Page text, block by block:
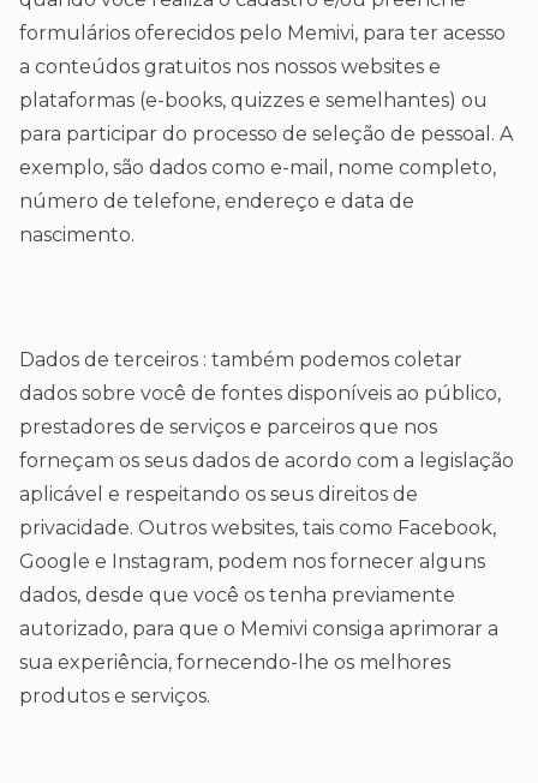
formulários oferecidos pelo Memivi, para ter acesso
a conteúdos gratuitos nos nossos websites e
plataformas (e-books, quizzes e semelhantes) ou
para participar do processo de seleção de pessoal. A
exemplo, são dados como e-mail, nome completo,
número de telefone, endereço e data de
nascimento.
Dados de terceiros : também podemos coletar
dados sobre você de fontes disponíveis ao público,
prestadores de serviços e parceiros que nos
forneçam os seus dados de acordo com a legislação
aplicável e respeitando os seus direitos de
privacidade. Outros websites, tais como Facebook,
Google e Instagram, podem nos fornecer alguns
dados, desde que você os tenha previamente
autorizado, para que o Memivi consiga aprimorar a
sua experiência, fornecendo-lhe os melhores
produtos e serviços.